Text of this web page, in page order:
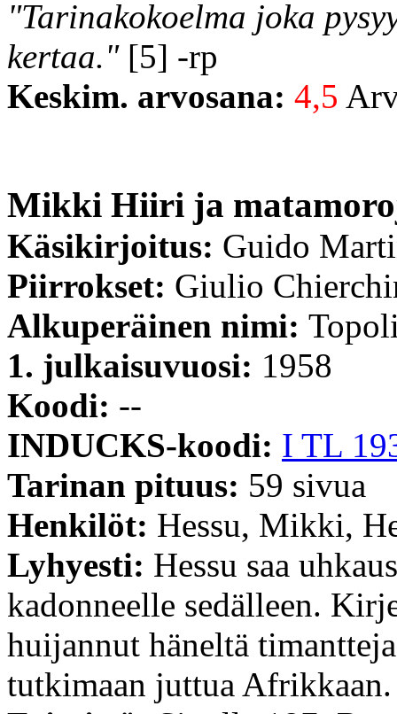
"Tarinakokoelma joka
kertaa."[5] -rp
Keskim. arvosana: 4,5
Mikki Hiiri ja
Käsikirjoitus: Guido
Piirrokset: Giulio
Alkuperäinen nimi:
1. julkaisuvuosi: 1958
Koodi: --
INDUCKS-koodi: I TL
Tarinan pituus: 59 sivua
Henkilöt: Hessu, Mikki,
Lyhyesti: Hessu saa
kadonneelle sedälleen.
huijannut häneltä
tutkimaan juttua Afrikkaan.